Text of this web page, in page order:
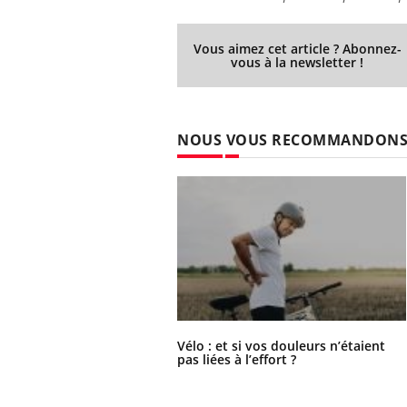
Vous aimez cet article ? Abonnez-
vous à la newsletter !
NOUS VOUS RECOMMANDONS
Vélo : et si vos douleurs n’étaient
pas liées à l’effort ?
Il y